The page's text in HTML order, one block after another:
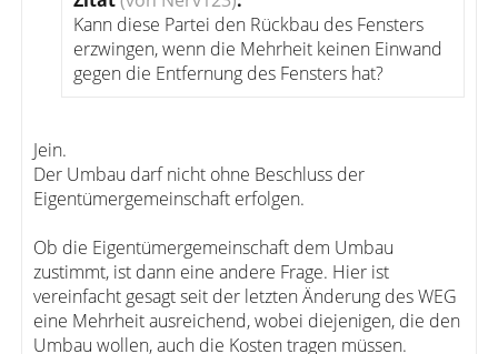
Kann diese Partei den Rückbau des Fensters
erzwingen, wenn die Mehrheit keinen Einwand
gegen die Entfernung des Fensters hat?
Jein.
Der Umbau darf nicht ohne Beschluss der
Eigentümergemeinschaft erfolgen.
Ob die Eigentümergemeinschaft dem Umbau
zustimmt, ist dann eine andere Frage. Hier ist
vereinfacht gesagt seit der letzten Änderung des WEG
eine Mehrheit ausreichend, wobei diejenigen, die den
Umbau wollen, auch die Kosten tragen müssen.